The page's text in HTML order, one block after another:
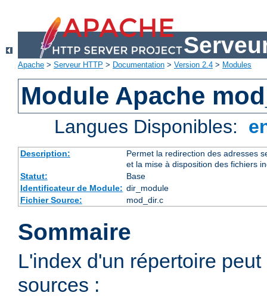
Apache > Serveur HTTP > Documentation > Version 2.4 > Modules
Module Apache
Langues Disponibles:
Description:
Permet la redirection des adresses
et la mise à disposition des fichiers
Statut:
Base
Identificateur de Module: dir_module
Fichier Source:
mod_dir.c
Sommaire
L'index d'un répertoire
sources :